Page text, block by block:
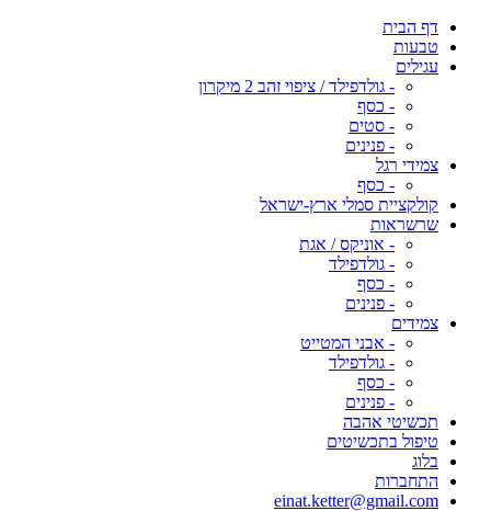
דף הבית
טבעות
עגילים
- גולדפילד / ציפוי זהב 2 מיקרון
- כסף
- סטים
- פנינים
צמידי רגל
- כסף
קולקציית סמלי ארץ-ישראל
שרשראות
- אוניקס / אגת
- גולדפילד
- כסף
- פנינים
צמידים
- אבני המטייט
- גולדפילד
- כסף
- פנינים
תכשיטי אהבה
טיפול בתכשיטים
בלוג
התחברות
einat.ketter@gmail.com